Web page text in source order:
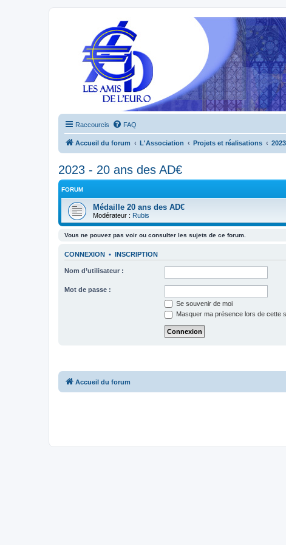
Raccourcis FAQ
Accueil du forum L'Association Projets et réalisations
2023 - 20 ans des AD€
FORUM
Médaille 20 ans des AD€
Modérateur : Rubis
Vous ne pouvez pas voir ou consulter les sujets de ce forum.
CONNEXION • INSCRIPTION
Nom d’utilisateur :
Mot de passe :
Se souvenir de moi
Masquer ma présence lors de cette
Accueil du forum